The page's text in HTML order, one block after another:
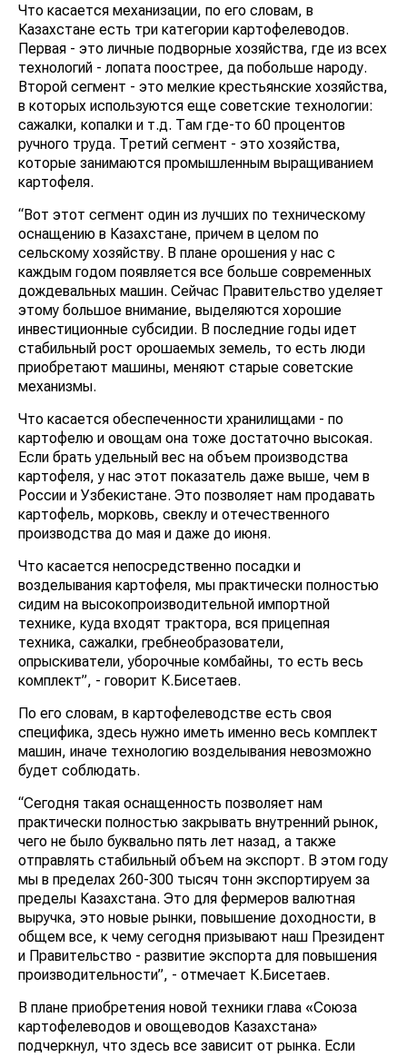
Что касается механизации, по его словам, в
Казахстане есть три категории картофелеводов.
Первая - это личные подворные хозяйства, где из всех
технологий - лопата поострее, да побольше народу.
Второй сегмент - это мелкие крестьянские хозяйства,
в которых используются еще советские технологии:
сажалки, копалки и т.д. Там где-то 60 процентов
ручного труда. Третий сегмент - это хозяйства,
которые занимаются промышленным выращиванием
картофеля.
“Вот этот сегмент один из лучших по техническому
оснащению в Казахстане, причем в целом по
сельскому хозяйству. В плане орошения у нас с
каждым годом появляется все больше современных
дождевальных машин. Сейчас Правительство уделяет
этому большое внимание, выделяются хорошие
инвестиционные субсидии. В последние годы идет
стабильный рост орошаемых земель, то есть люди
приобретают машины, меняют старые советские
механизмы.
Что касается обеспеченности хранилищами - по
картофелю и овощам она тоже достаточно высокая.
Если брать удельный вес на объем производства
картофеля, у нас этот показатель даже выше, чем в
России и Узбекистане. Это позволяет нам продавать
картофель, морковь, свеклу и отечественного
производства до мая и даже до июня.
Что касается непосредственно посадки и
возделывания картофеля, мы практически полностью
сидим на высокопроизводительной импортной
технике, куда входят трактора, вся прицепная
техника, сажалки, гребнеобразователи,
опрыскиватели, уборочные комбайны, то есть весь
комплект”, - говорит К.Бисетаев.
По его словам, в картофелеводстве есть своя
специфика, здесь нужно иметь именно весь комплект
машин, иначе технологию возделывания невозможно
будет соблюдать.
“Сегодня такая оснащенность позволяет нам
практически полностью закрывать внутренний рынок,
чего не было буквально пять лет назад, а также
отправлять стабильный объем на экспорт. В этом году
мы в пределах 260-300 тысяч тонн экспортируем за
пределы Казахстана. Это для фермеров валютная
выручка, это новые рынки, повышение доходности, в
общем все, к чему сегодня призывают наш Президент
и Правительство - развитие экспорта для повышения
производительности”, - отмечает К.Бисетаев.
В плане приобретения новой техники глава «Союза
картофелеводов и овощеводов Казахстана»
подчеркнул, что здесь все зависит от рынка. Если